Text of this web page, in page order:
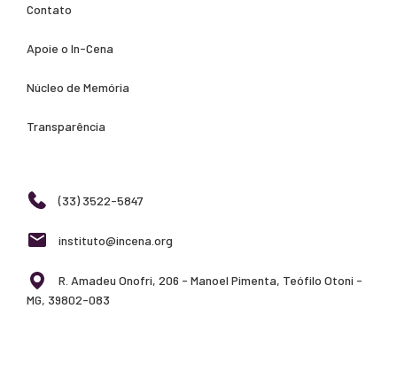
Contato
Apoie o In-Cena
Núcleo de Memória
Transparência
(33) 3522-5847
instituto@incena.org
R. Amadeu Onofri, 206 - Manoel Pimenta, Teófilo Otoni -
MG, 39802-083